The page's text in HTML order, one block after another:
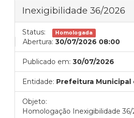
Inexigibilidade 36/2026
Status: Homologada
Abertura: 30/07/2026 08:00
Publicado em: 30/07/2026
Entidade: Prefeitura Municipal
Objeto:
Homologação Inexigibilidade 36/